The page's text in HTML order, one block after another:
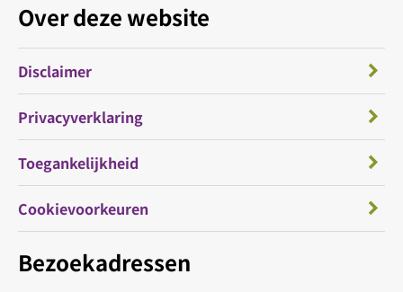
Bezoekadressen
Over deze website
Disclaimer
Privacyverklaring
Toegankelijkheid
Cookievoorkeuren